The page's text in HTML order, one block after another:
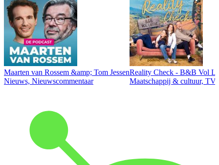
Maarten van Rossem &amp; Tom Jessen
Nieuws, Nieuwscommentaar
Reality Check - B&B Vol
Maatschappij & cultuur,